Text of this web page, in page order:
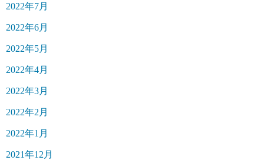
2022年7月
2022年6月
2022年5月
2022年4月
2022年3月
2022年2月
2022年1月
2021年12月